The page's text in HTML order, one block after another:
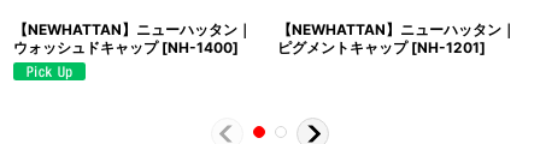
【NEWHATTAN】ニューハッタン｜
ウォッシュドキャップ [NH-1400]
【NEWHATTAN】ニューハッタン｜
ピグメントキャップ [NH-1201]